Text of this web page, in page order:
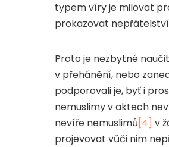
typem víry je milovat
prokazovat
Proto je nezbytné
v přehánění, nebo
podporovali je, byť i
nemuslimy v aktech
nevíře nemuslimů[4] v
projevovat vůči nim